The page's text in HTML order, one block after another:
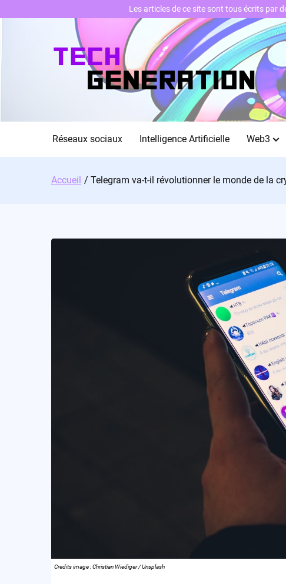
Réseaux sociaux Intelligence Artificielle Web3
Accueil Telegram va-t-il révolutionner le monde de la
Credits image : Christian Wiediger / Unsplash
Les articles de ce site sont tous écrits par